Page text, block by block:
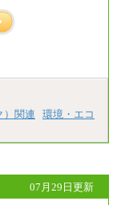
～
給285,700円～
）： 月給253,100
）関連
環境・エコ
07月29日更新